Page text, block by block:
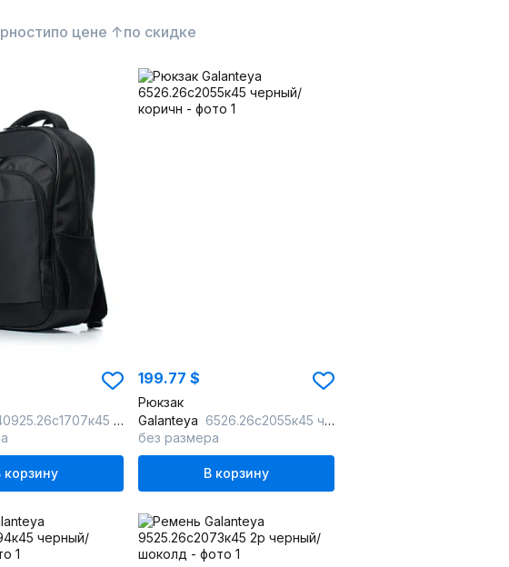
по цене ↑по скидке
черный
корзину
199.77 $
Рюкзак
Galanteya 6526.26с2055к45 черный/коричн
без размера
В корзину